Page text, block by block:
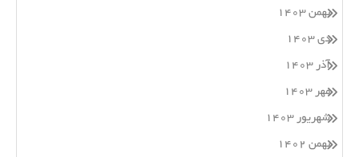
بهمن ۱۴۰۳
دی ۱۴۰۳
آذر ۱۴۰۳
مهر ۱۴۰۳
شهریور ۱۴۰۳
بهمن ۱۴۰۲